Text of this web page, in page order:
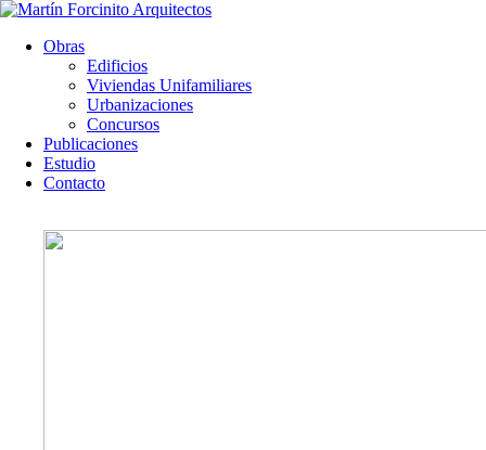
Obras
Edificios
Viviendas Unifamiliares
Urbanizaciones
Concursos
Publicaciones
Estudio
Contacto